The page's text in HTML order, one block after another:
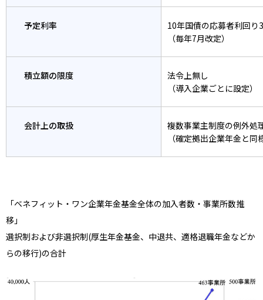
予定利率
10年国債の応募者利回
（毎年7月改定）
積立額の限度
法令上無し
（導入企業ごとに設定）
会計上の取扱
複数事業主制度の例外処
（確定拠出企業年金と同
「ベネフィット・ワン企業年金基金全体の加入者数・事業所数推
移」
選択制および非選択制(厚生年金基金、中退共、適格退職年金などか
らの移行)の合計